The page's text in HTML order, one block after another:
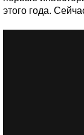
этого года.